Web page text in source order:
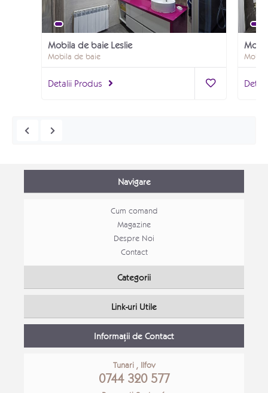
Mobila de baie Leslie
Mobila de baie
Detalii Produs
Mobila tineret Stefan
Navigare
Cum comand
Magazine
Despre Noi
Contact
Categorii
Link-uri Utile
Informații de Contact
Tunari , Ilfov
0744 320 577